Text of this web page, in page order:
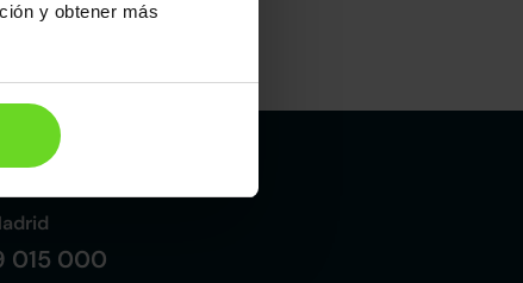
y obtener más
Maletero
362l
015 000